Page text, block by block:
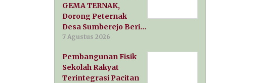
GEMA TERNAK,
Dorong Peternak
Desa Sumberejo Beri…
7 Agustus 2026
Pembangunan Fisik
Sekolah Rakyat
Terintegrasi Pacitan